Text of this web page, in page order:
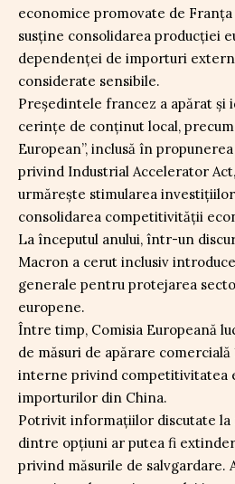
economice promovate de
susține consolidarea producției
dependenței de importuri
considerate sensibile.
Președintele francez a apărat și
cerințe de conținut local,
European”, inclusă în
privind Industrial Accelerator
urmărește stimularea
consolidarea competitivității
La începutul anului, într-un
Macron a cerut inclusiv
generale pentru protejarea
europene.
Între timp, Comisia Europeană
de măsuri de apărare
interne privind competitivitatea
importurilor din China.
Potrivit informațiilor discutate la
dintre opțiuni ar putea fi
privind măsurile de salvgardare.